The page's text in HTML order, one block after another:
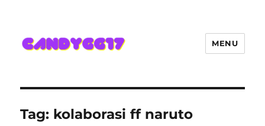
Hadir Semakin Mantap Jackpot
MENU
Tag: kolaborasi ff naruto